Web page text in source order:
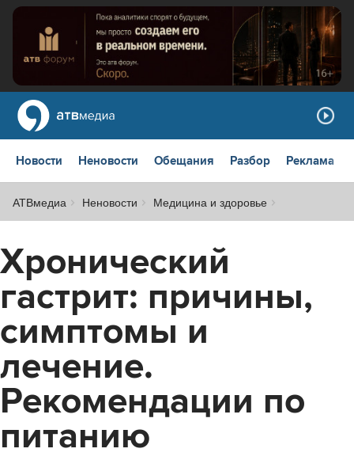
Новости Неновости Обещания Разбор Реклама
АТВмедиа Неновости Медицина и здоровье
Хронический
гастрит: причины,
симптомы и
лечение.
Рекомендации по
питанию